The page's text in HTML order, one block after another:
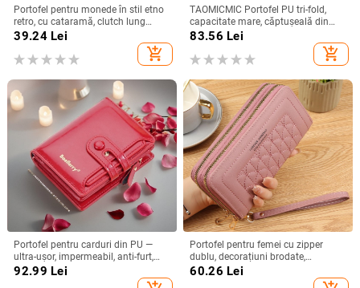
Portofel pentru monede în stil etno
retro, cu cataramă, clutch lung
pentru femei și buzunar pentru
39.24Lei
add_shopping_cart
TAOMICMIC Portofel PU tri-fold,
capacitate mare, căptușeală din
poliester, stil proaspăt și dulce, vară
83.56 Lei
add_shopping_cart
Portofel pentru carduri din PU —
ultra-ușor, impermeabil, anti-furt,
căptușeală poliester
92.99 Lei
Portofel pentru femei cu zipper
dublu, decorațiuni brodate,
capacitate mare, exterior PVC,
căptușeală din piele sintetică
60.26 Lei